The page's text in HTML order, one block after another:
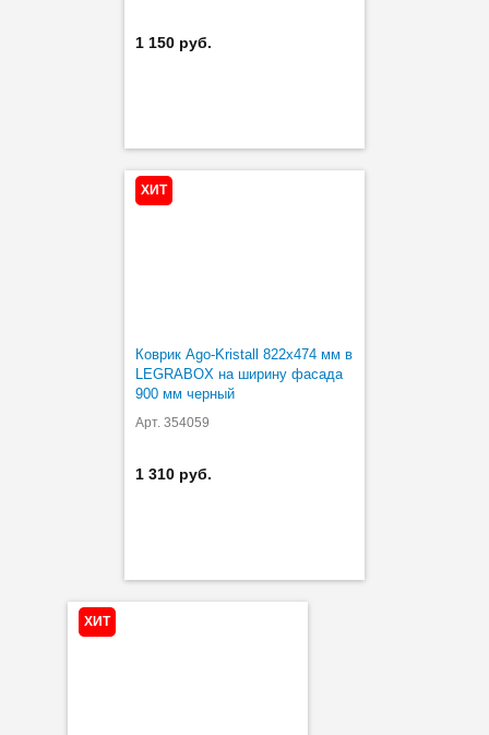
1 150 руб.
ХИТ
Коврик Ago-Kristall 822х474 мм в
LEGRABOX на ширину фасада
900 мм черный
Арт. 354059
1 310 руб.
ХИТ